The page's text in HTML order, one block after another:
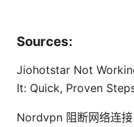
Sources:
Jiohotstar Not
It: Quick, Proven
Nordvpn 阻断网络连